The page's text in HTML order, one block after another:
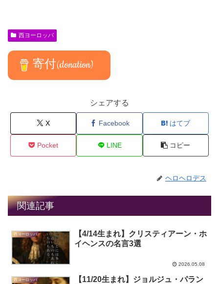
西ヨーロッパ
寄付(donation)
シェアする
X Facebook はてブ
Pocket LINE コピー
ヘロヘロデス
関連記事
西ヨーロッパ
【4/14生まれ】クリスティアーン・ホ
イヘンスの名言3選
2026.05.08
西ヨーロッパ
【11/20生まれ】ジョルジュ・パラン